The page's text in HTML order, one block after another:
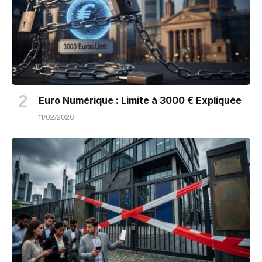
Euro Numérique : Limite à 3000 € Expliquée
11/02/2026